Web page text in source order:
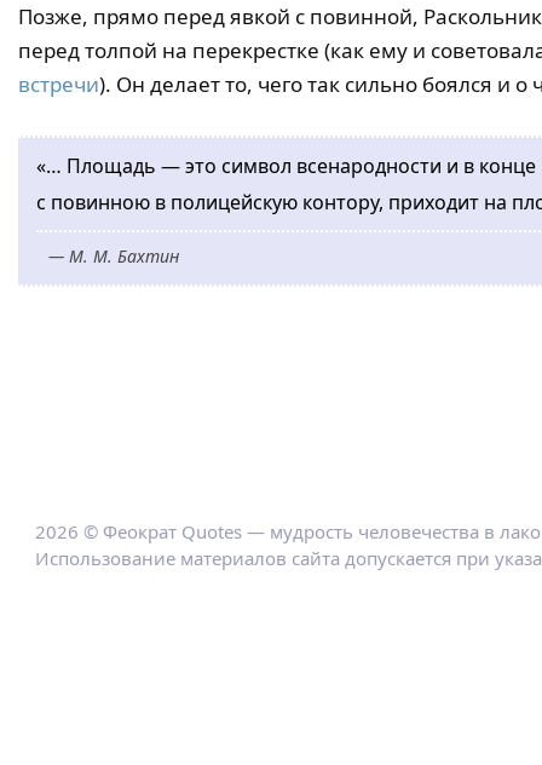
Позже, прямо перед явкой с повинной,
перед толпой на перекрестке (как ему и
встречи). Он делает то, чего так сильно боялся и
«… Площадь — это символ всенародности и в конце
с повинною в полицейскую контору, приходит на
— М. М. Бахтин
2026 © Феократ Quotes — мудрость человечества в
Использование материалов сайта допускается при